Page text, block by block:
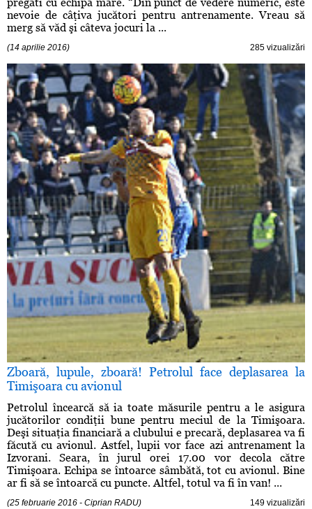
pregăti cu echipa mare. “Din punct de vedere numeric, este
nevoie de câţiva jucători pentru antrenamente. Vreau să
merg să văd şi câteva jocuri la ...
(14 aprilie 2016) 285 vizualizări
Zboară, lupule, zboară! Petrolul face deplasarea la
Timişoara cu avionul
Petrolul încearcă să ia toate măsurile pentru a le asigura
jucătorilor condiţii bune pentru meciul de la Timişoara.
Deşi situaţia financiară a clubului e precară, deplasarea va fi
făcută cu avionul. Astfel, lupii vor face azi antrenament la
Izvorani. Seara, în jurul orei 17.00 vor decola către
Timişoara. Echipa se întoarce sâmbătă, tot cu avionul. Bine
ar fi să se întoarcă cu puncte. Altfel, totul va fi în van! ...
(25 februarie 2016 - Ciprian RADU) 149 vizualizări